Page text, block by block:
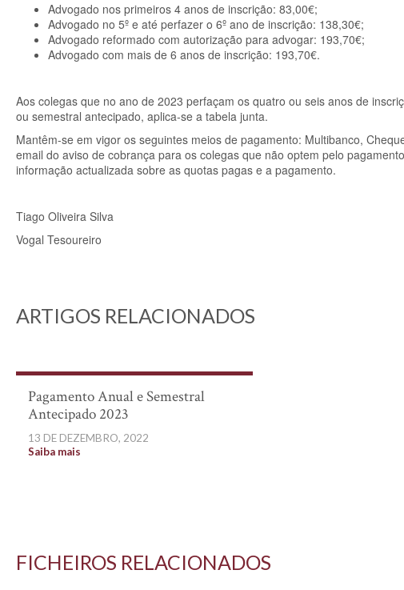
Advogado nos primeiros 4 anos de inscrição: 83,00€;
Advogado no 5º e até perfazer o 6º ano de inscrição: 138,30€;
Advogado reformado com autorização para advogar: 193,70€;
Advogado com mais de 6 anos de inscrição: 193,70€.
Aos colegas que no ano de 2023 perfaçam os quatro ou seis anos de
ou semestral antecipado, aplica-se a tabela junta.
Mantêm-se em vigor os seguintes meios de pagamento: Multibanco,
email do aviso de cobrança para os colegas que não optem pelo
informação actualizada sobre as quotas pagas e a pagamento.
Tiago Oliveira Silva
Vogal Tesoureiro
ARTIGOS RELACIONADOS
Pagamento Anual e Semestral
Antecipado 2023
13 DE DEZEMBRO, 2022
Saiba mais
FICHEIROS RELACIONADOS